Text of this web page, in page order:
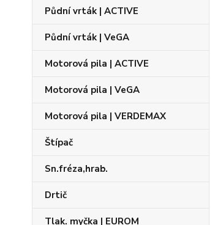
Půdní vrták | ACTIVE
Půdní vrták | VeGA
Motorová pila | ACTIVE
Motorová pila | VeGA
Motorová pila | VERDEMAX
Štípač
Sn.fréza,hrab.
Drtič
Tlak. myčka | EUROM